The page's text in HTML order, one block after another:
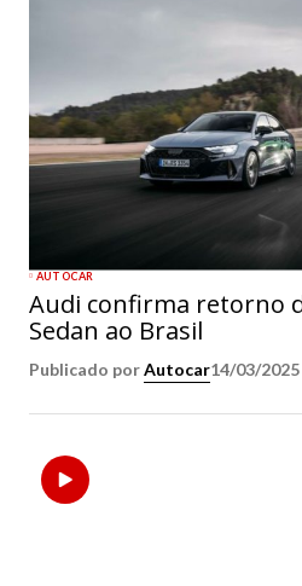
AUTOCAR
Audi confirma retorno
Sedan ao Brasil
Publicado porAutocar14/03/